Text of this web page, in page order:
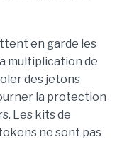
en garde les
multiplication de
des jetons
la protection
Les kits de
ne sont pas